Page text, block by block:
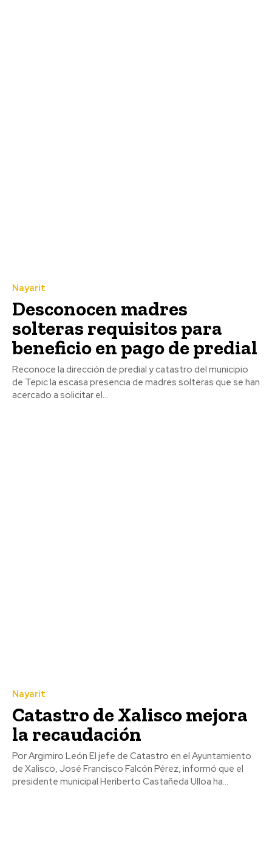
Nayarit
Desconocen madres
solteras requisitos para
beneficio en pago de predial
Reconoce la dirección de predial y catastro del municipio
de Tepic la escasa presencia de madres solteras que se han
acercado a solicitar el...
Nayarit
Catastro de Xalisco mejora
la recaudación
Por Argimiro León El jefe de Catastro en el Ayuntamiento
de Xalisco, José Francisco Falcón Pérez, informó que el
presidente municipal Heriberto Castañeda Ulloa ha...